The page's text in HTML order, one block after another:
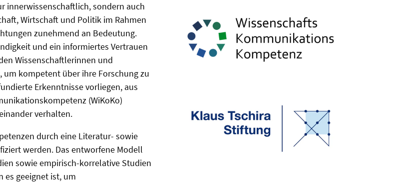
innerwissenschaftlich, sondern auch
Wirtschaft und Politik im Rahmen
zunehmend an Bedeutung.
und ein informiertes Vertrauen
Wissenschaftlerinnen und
kompetent über ihre Forschung zu
Erkenntnisse vorliegen, aus
(WiKoKo)
verhalten.
durch eine Literatur- sowie
werden. Das entworfene Modell
sowie empirisch-korrelative Studien
es geeignet ist, um